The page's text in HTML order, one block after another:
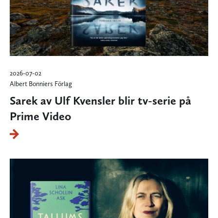
2026-07-02
Albert Bonniers Förlag
Sarek av Ulf Kvensler blir tv-serie på
Prime Video